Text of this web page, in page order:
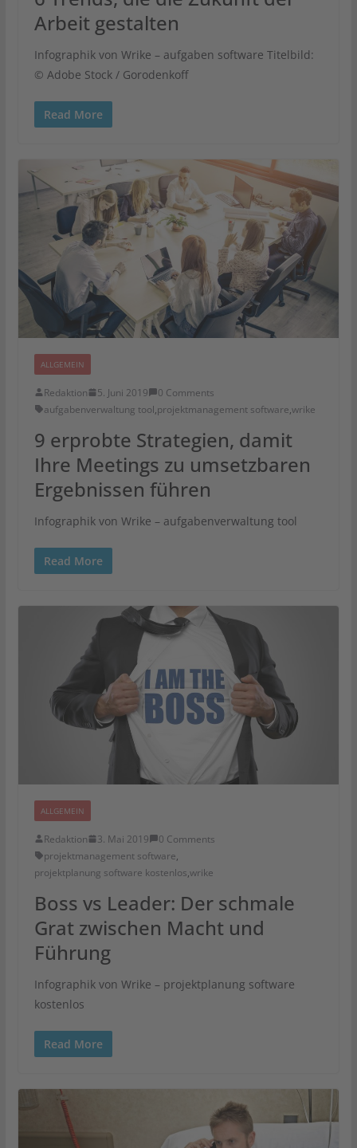
Arbeit gestalten
Infographik von Wrike – aufgaben software Titelbild:
© Adobe Stock / Gorodenkoff
Read More
ALLGEMEIN
Redaktion 5. Juni 2019
0 Comments
aufgabenverwaltung tool,projektmanagement software,wrike
9 erprobte Strategien, damit
Ihre Meetings zu umsetzbaren
Ergebnissen führen
Infographik von Wrike – aufgabenverwaltung tool
Read More
ALLGEMEIN
Redaktion 3. Mai 2019
0 Comments
projektmanagement software,
projektplanung software kostenlos,wrike
Boss vs Leader: Der schmale
Grat zwischen Macht und
Führung
Infographik von Wrike – projektplanung software
kostenlos
Read More